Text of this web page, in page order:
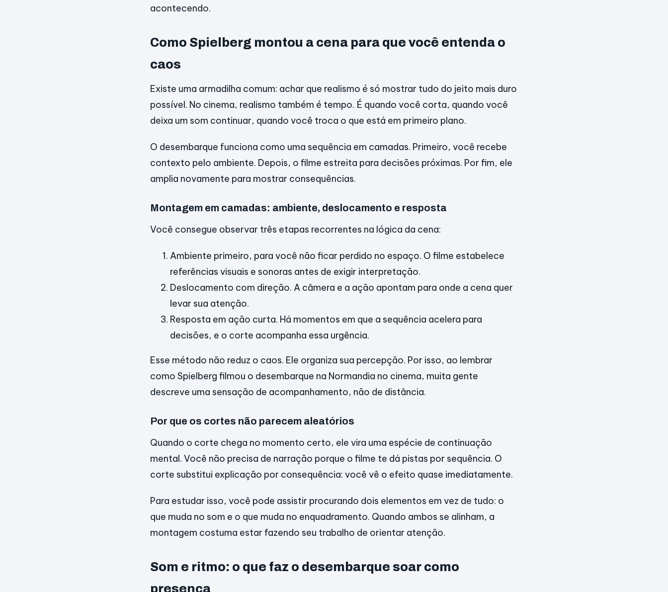
acontecendo.
Como Spielberg montou a cena para que você entenda o
caos
Existe uma armadilha comum: achar que realismo é só mostrar tudo do jeito mais duro
possível. No cinema, realismo também é tempo. É quando você corta, quando você
deixa um som continuar, quando você troca o que está em primeiro plano.
O desembarque funciona como uma sequência em camadas. Primeiro, você recebe
contexto pelo ambiente. Depois, o filme estreita para decisões próximas. Por fim, ele
amplia novamente para mostrar consequências.
Montagem em camadas: ambiente, deslocamento e resposta
Você consegue observar três etapas recorrentes na lógica da cena:
Ambiente primeiro, para você não ficar perdido no espaço. O filme estabelece
referências visuais e sonoras antes de exigir interpretação.
Deslocamento com direção. A câmera e a ação apontam para onde a cena quer
levar sua atenção.
Resposta em ação curta. Há momentos em que a sequência acelera para
decisões, e o corte acompanha essa urgência.
Esse método não reduz o caos. Ele organiza sua percepção. Por isso, ao lembrar
como Spielberg filmou o desembarque na Normandia no cinema, muita gente
descreve uma sensação de acompanhamento, não de distância.
Por que os cortes não parecem aleatórios
Quando o corte chega no momento certo, ele vira uma espécie de continuação
mental. Você não precisa de narração porque o filme te dá pistas por sequência. O
corte substitui explicação por consequência: você vê o efeito quase imediatamente.
Para estudar isso, você pode assistir procurando dois elementos em vez de tudo: o
que muda no som e o que muda no enquadramento. Quando ambos se alinham, a
montagem costuma estar fazendo seu trabalho de orientar atenção.
Som e ritmo: o que faz o desembarque soar como
presença